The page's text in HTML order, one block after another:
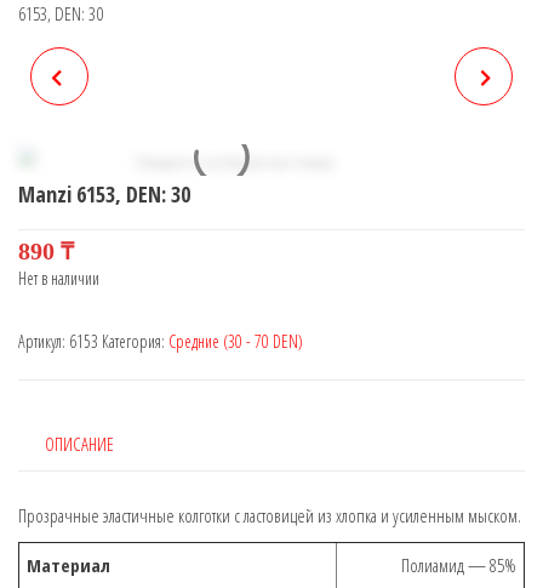
6153, DEN: 30
Manzi 6153, DEN: 30
890 ₸
Нет в наличии
Артикул: 6153 Категория: Средние (30 - 70 DEN)
ОПИСАНИЕ
Прозрачные эластичные колготки с ластовицей из хлопка и усиленным мыском.
Материал
Полиамид — 85%